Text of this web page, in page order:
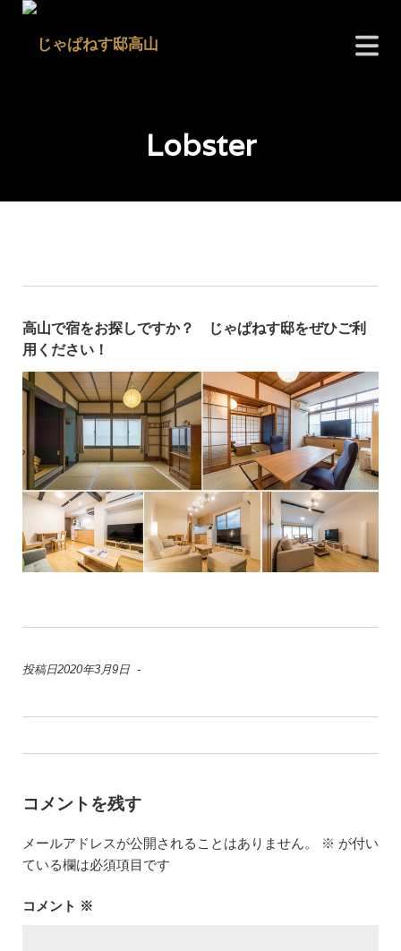
Lobster
高山で宿をお探しですか？ じゃぱねす邸をぜひご利
用ください！
投稿日2020年3月9日 -
コメントを残す
メールアドレスが公開されることはありません。 ※ が付い
ている欄は必須項目です
コメント ※